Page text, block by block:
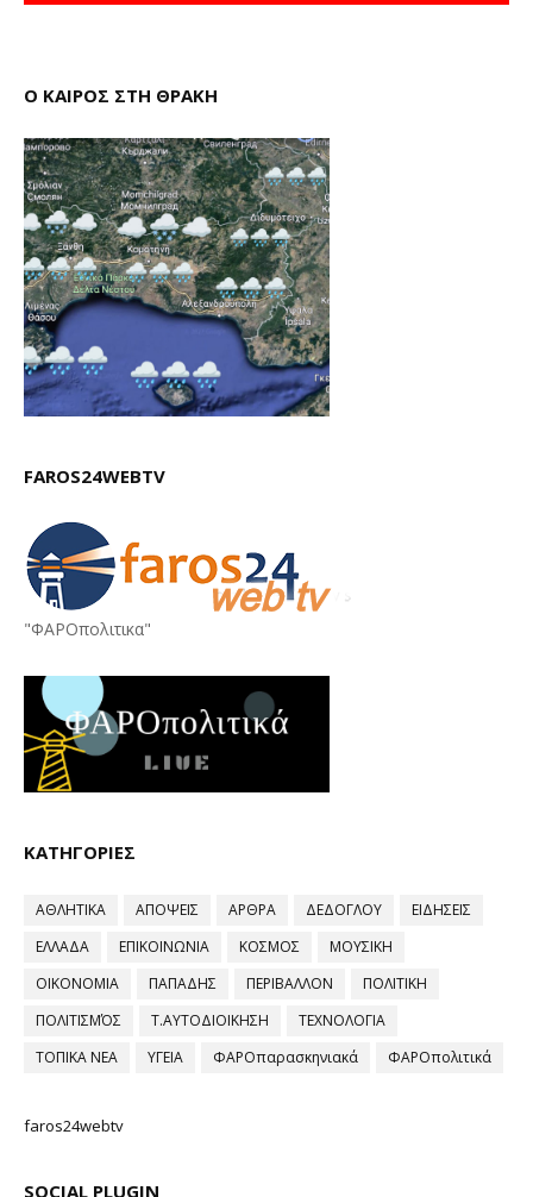
Ο ΚΑΙΡΟΣ ΣΤΗ ΘΡΑΚΗ
FAROS24WEBTV
"ΦΑΡΟπολιτικα"
ΚΑΤΗΓΟΡΙΕΣ
ΑΘΛΗΤΙΚΑ ΑΠΟΨΕΙΣ ΑΡΘΡΑ ΔΕΔΟΓΛΟΥ
ΕΙΔΗΣΕΙΣ
ΕΛΛΑΔΑ
ΕΠΙΚΟΙΝΩΝΙΑ ΚΟΣΜΟΣ
ΜΟΥΣΙΚΗ
ΟΙΚΟΝΟΜΙΑ
ΠΑΠΑΔΗΣ ΠΕΡΙΒΑΛΛΟΝ
ΠΟΛΙΤΙΚΗ
ΠΟΛΙΤΙΣΜΌΣ
Τ.ΑΥΤΟΔΙΟΙΚΗΣΗ
ΤΕΧΝΟΛΟΓΙΑ
ΤΟΠΙΚΑ ΝΕΑ
ΥΓΕΙΑ ΦΑΡΟπαρασκηνιακά ΦΑΡΟπολιτικά
faros24webtv
SOCIAL PLUGIN